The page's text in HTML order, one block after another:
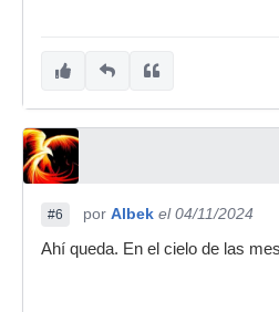
#6 por Albek el 04/11/2024
Ahí queda. En el cielo de las